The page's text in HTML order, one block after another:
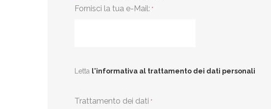
Fornisci la tua e-Mail: *
Letta l'informativa al trattamento dei dati personali
Trattamento dei dati *